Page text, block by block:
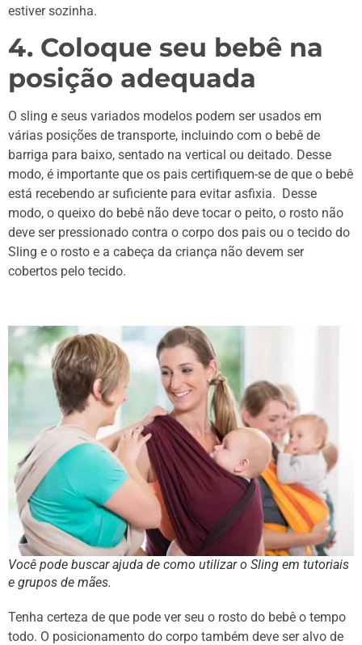
estiver sozinha.
4. Coloque seu bebê na
posição adequada
O sling e seus variados modelos podem ser usados em
várias posições de transporte, incluindo com o bebê de
barriga para baixo, sentado na vertical ou deitado. Desse
modo, é importante que os pais certifiquem-se de que o bebê
está recebendo ar suficiente para evitar asfixia. Desse
modo, o queixo do bebê não deve tocar o peito, o rosto não
deve ser pressionado contra o corpo dos pais ou o tecido do
Sling e o rosto e a cabeça da criança não devem ser
cobertos pelo tecido.
Você pode buscar ajuda de como utilizar o Sling em tutoriais
e grupos de mães.
Tenha certeza de que pode ver seu o rosto do bebê o tempo
todo. O posicionamento do corpo também deve ser alvo de